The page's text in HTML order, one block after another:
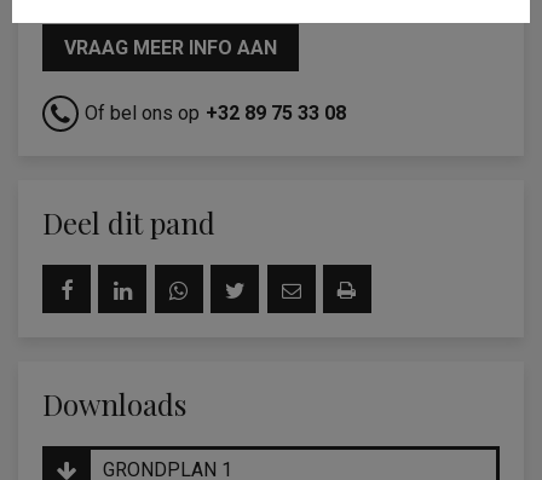
VRAAG MEER INFO AAN
Of bel ons op +32 89 75 33 08
Deel dit pand
Downloads
GRONDPLAN 1